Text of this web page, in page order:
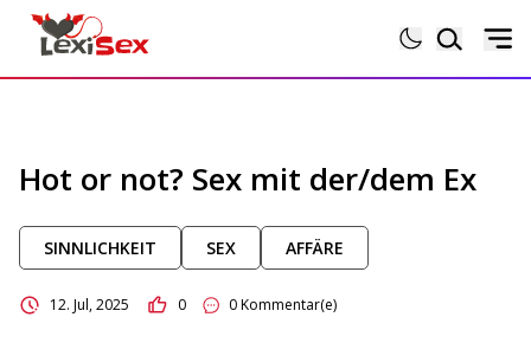
Hot or not? Sex mit der/dem Ex
SINNLICHKEIT SEX AFFÄRE
12. Jul, 2025 0 0 Kommentar(e)